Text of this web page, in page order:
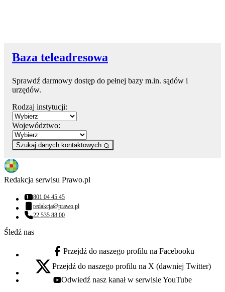
Baza teleadresowa
Sprawdź darmowy dostęp do pełnej bazy m.in. sądów i
urzędów.
Rodzaj instytucji:
Województwo:
Szukaj danych kontaktowych
Redakcja serwisu Prawo.pl
Numer telefonu:
801 04 45 45
Adres email:
redakcja@prawo.pl
Numer telefonu:
22 535 88 00
Śledź nas
facebook - otwiera się w nowej karcie
Przejdź do naszego profilu na Facebooku
x - otwiera się w nowej karcie
Przejdź do naszego profilu na X (dawniej Twitter)
youtube - otwiera się w nowej karcie
Odwiedź nasz kanał w serwisie YouTube